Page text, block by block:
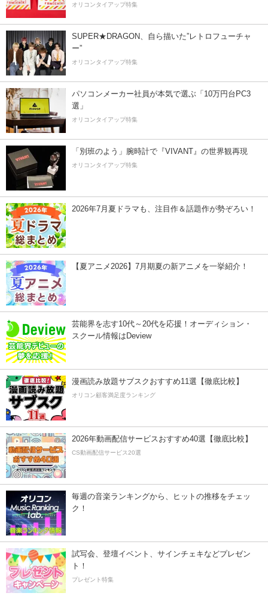
オリコンタイアップ特集
SUPER★DRAGON、自ら描いた”レトロフューチャ
ー”
オリコンタイアップ特集
パソコンメーカー社員が本気で選ぶ「10万円台PC3
選」
オリコンタイアップ特集
「別班のよう」腕時計で『VIVANT』の世界観再現
オリコンタイアップ特集
2026年7月夏ドラマも、注目作＆話題作が勢ぞろい！
【夏アニメ2026】7月期夏の新アニメを一挙紹介！
芸能界を志す10代～20代を応援！オーディション・
スクール情報はDeview
漫画読み放題サブスクおすすめ11選【徹底比較】
オリコン顧客満足度ランキング
2026年動画配信サービスおすすめ40選【徹底比較】
CS動画配信サービス20選
毎週の音楽ランキングから、ヒットの推移をチェッ
ク！
試写会、登壇イベント、サインチェキなどプレゼン
ト！
プレゼント特集